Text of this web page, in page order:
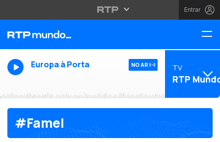
Entrar
Europa à Porta NO AR TV
RTP
#Famel